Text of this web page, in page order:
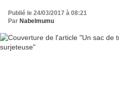
Publié le 24/03/2017 à 08:21
Par Nabelmumu